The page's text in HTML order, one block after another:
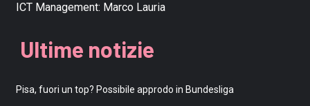
ICT Management: Marco Lauria
Ultime notizie
Pisa, fuori un top? Possibile approdo in Bundesliga